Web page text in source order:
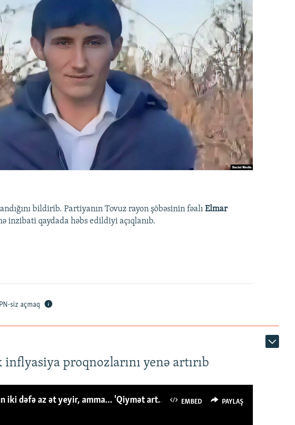
bildirib. Partiyanın Tovuz rayon şöbəsinin fəalı Elmar
inzibati qaydada həbs edildiyi açıqlanıb.
siz açmaq
proqnozlarını yenə artırıb
EMBED PAYLAŞ
Azərbaycanlı avropalıdan iki dəfə az ət yeyir, amma... 'Qiymət artımı qaçılmazdır'